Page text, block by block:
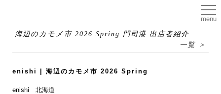
menu
海辺のカモメ市 2026 Spring 門司港 出店者紹介
一覧 ＞
enishi | 海辺のカモメ市 2026 Spring
enishi 北海道